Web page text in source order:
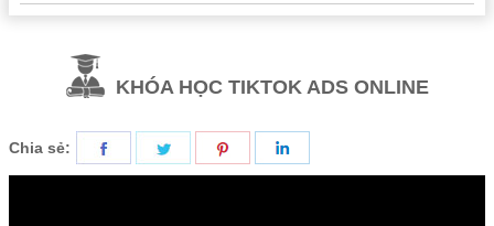
KHÓA HỌC TIKTOK ADS ONLINE
Chia sẻ: